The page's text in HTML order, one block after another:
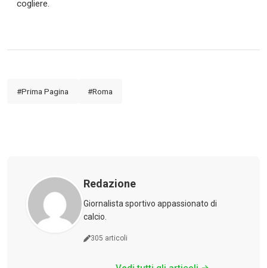
cogliere.
#Prima Pagina #Roma
Redazione
Giornalista sportivo appassionato di
calcio.
305 articoli